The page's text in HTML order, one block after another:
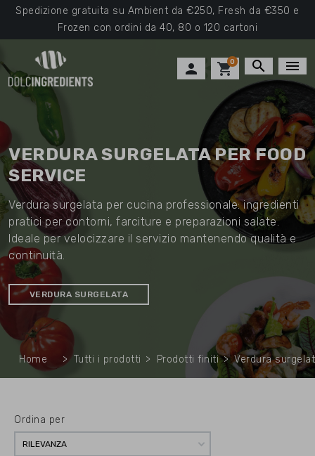
Spedizione gratuita su Ambient da €250, Fresh da €350 e
Frozen con ordini da 40, 80 o 120 cartoni
 shopping_cart0 search menu
VERDURA SURGELATA PER FOOD
SERVICE
Verdura surgelata per cucina professionale: ingredienti
pratici per contorni, farciture e preparazioni salate.
Ideale per velocizzare il servizio mantenendo qualità e
continuità.
VERDURA SURGELATA
Home Tutti i prodotti Prodotti finiti Verdura
Ordina per
RILEVANZA